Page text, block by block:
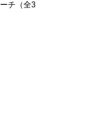
チ（全3